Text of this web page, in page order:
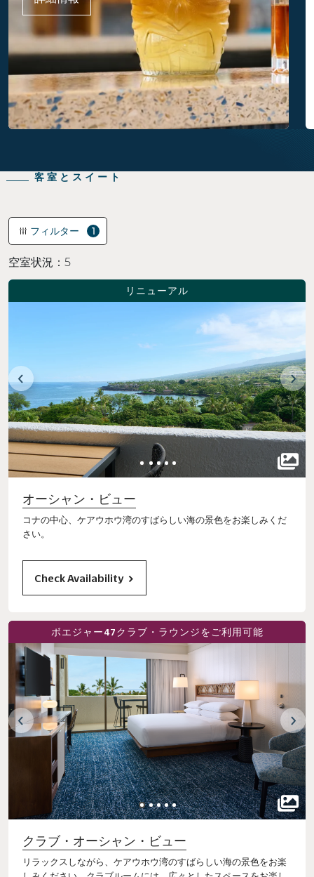
客室とスイート
フィルター 1
空室状況： 5
リニューアル
オーシャン・ビュー
コナの中心、ケアウホウ湾のすばらしい海の景色をお楽しみくだ
さい。
Check Availability
ボエジャー47クラブ・ラウンジをご利用可能
クラブ・オーシャン・ビュー
リラックスしながら、ケアウホウ湾のすばらしい海の景色をお楽